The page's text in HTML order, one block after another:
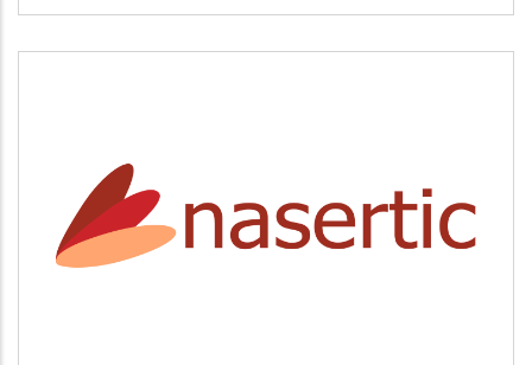
NASERTIC
Servicios tecnológicos y modernización